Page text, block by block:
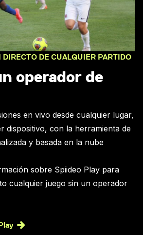
DE CUALQUIER PARTIDO
operador de
en vivo desde cualquier lugar,
dispositivo, con la herramienta de
y basada en la nube
sobre Spiideo Play para
cualquier juego sin un operador